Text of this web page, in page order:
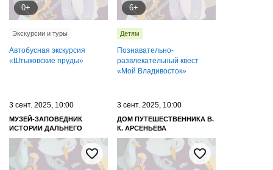
0+
Экскурсии и туры
Автобусная экскурсия
«Штыковские пруды»
6+
Детям
Познавательно-
развлекательный квест
«Мой Владивосток»
3 сент. 2025, 10:00
МУЗЕЙ-ЗАПОВЕДНИК
ИСТОРИИ ДАЛЬНЕГО
ВОСТОКА ИМЕНИ В. К.
АРСЕНЬЕВА
3 сент. 2025, 10:00
ДОМ ПУТЕШЕСТВЕННИКА В.
К. АРСЕНЬЕВА